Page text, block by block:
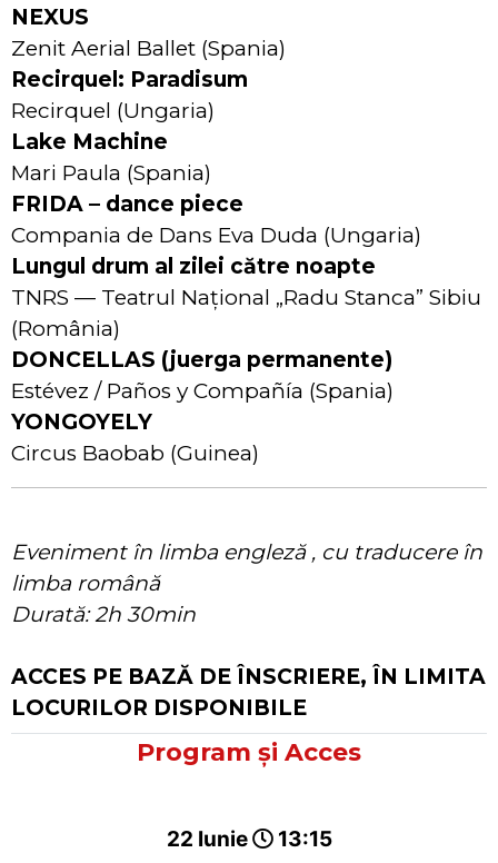
NEXUS
Zenit Aerial Ballet (Spania)
Recirquel: Paradisum
Recirquel (Ungaria)
Lake Machine
Mari Paula (Spania)
FRIDA – dance piece
Compania de Dans Eva Duda (Ungaria)
Lungul drum al zilei către noapte
TNRS — Teatrul Național „Radu Stanca” Sibiu
(România)
DONCELLAS (juerga permanente)
Estévez / Paños y Compañía (Spania)
YONGOYELY
Circus Baobab (Guinea)
Eveniment în limba engleză , cu traducere în
limba română
Durată: 2h 30min
ACCES PE BAZĂ DE ÎNSCRIERE, ÎN LIMITA
LOCURILOR DISPONIBILE
Program și Acces
22 Iunie
13:15